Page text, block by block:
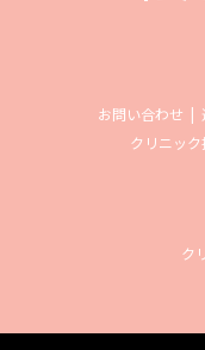
お問い合わせ
クリニッ
ク